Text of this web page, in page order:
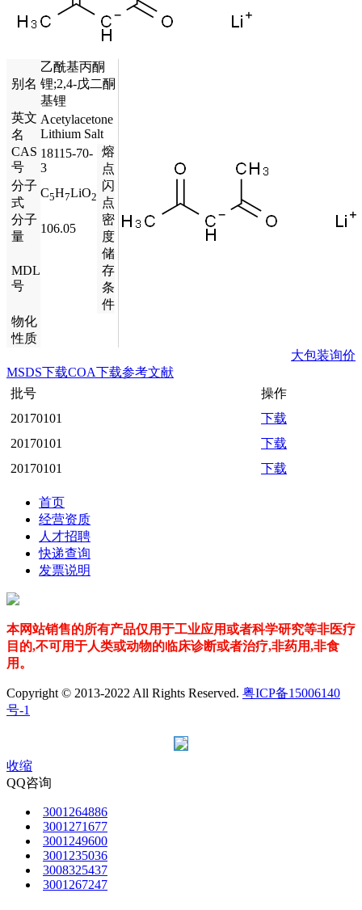
别名
乙酰基丙酮
锂;2,4-戊二酮
基锂
英文
名
Acetylacetone
Lithium Salt
CAS
号
18115-70-
3
熔
点
分子
式
C5H7LiO2
闪
点
分子
量
106.05
密
度
MDL
号
储
存
条
件
物化
性质
大包装询价
MSDS下载COA下载参考文献
批号
操作
20170101
下载
20170101
下载
20170101
下载
首页
经营资质
人才招聘
快递查询
发票说明
本网站销售的所有产品仅用于工业应用或者科学研究等非医疗
目的,不可用于人类或动物的临床诊断或者治疗,非药用,非食
用。
Copyright © 2013-2022 All Rights Reserved. 粤ICP备15006140
号-1
收缩
QQ咨询
3001264886
3001271677
3001249600
3001235036
3008325437
3001267247